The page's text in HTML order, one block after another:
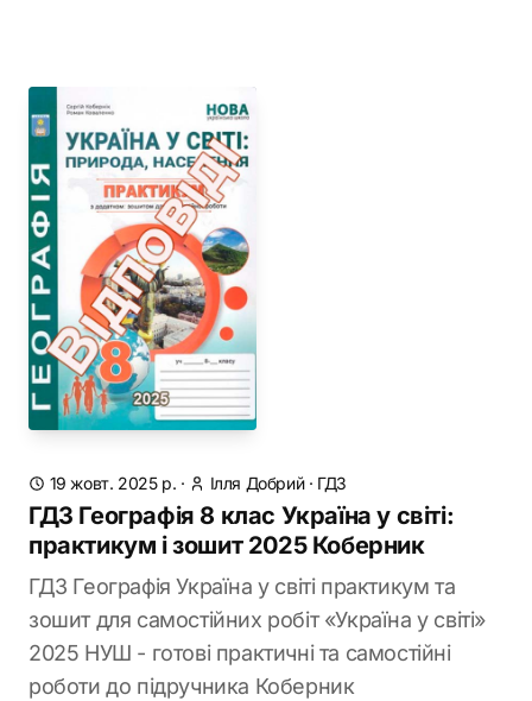
19 жовт. 2025 р. · Ілля Добрий· ГДЗ
ГДЗ Географія 8 клас Україна у світі:
практикум і зошит 2025 Коберник
ГДЗ Географія Україна у світі практикум та
зошит для самостійних робіт «Україна у світі»
2025 НУШ - готові практичні та самостійні
роботи до підручника Коберник